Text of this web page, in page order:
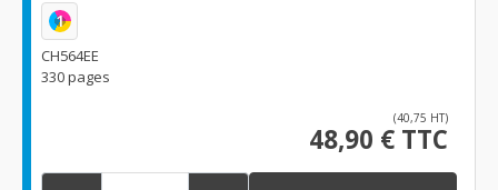
1
CH564EE
330 pages
(40,75 HT)
48,90 € TTC